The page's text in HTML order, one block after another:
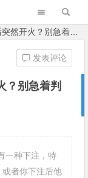
别急着判断，先看这三样
？别急着判
发表评论
一种下注，特
者你下注后他